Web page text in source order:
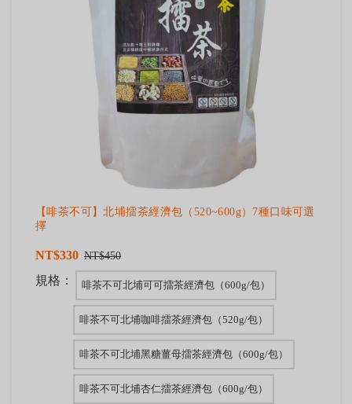
【啡茶不可】北埔擂茶經濟包（520~600g）7種口味可選
擇
NT$330 NT$450
規格： 啡茶不可北埔可可擂茶經濟包（600g/包）
啡茶不可北埔咖啡擂茶經濟包（520g/包）
啡茶不可北埔黑糖薑母擂茶經濟包（600g/包）
啡茶不可北埔杏仁擂茶經濟包（600g/包）